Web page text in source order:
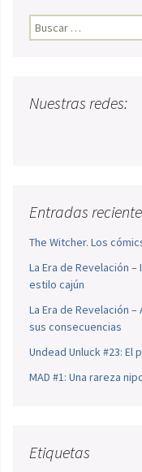
Buscar:
Nuestras redes:
Entradas
The Witcher. Los
La Era de Revelación
estilo cajún
La Era de Revelación
sus consecuencias
Undead Unluck #23: El
MAD #1: Una rareza
Etiquetas